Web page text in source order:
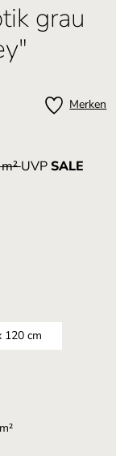
grau
Merken
UVPSALE
120 cm
m²